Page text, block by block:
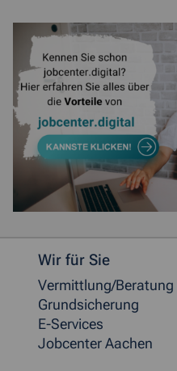
Weitere
Wir für Sie
Vermittlung/Beratung
Grundsicherung
E-Services
Jobcenter Aachen